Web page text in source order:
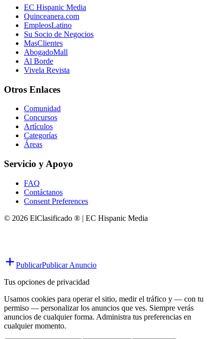
EC Hispanic Media
Quinceanera.com
EmpleosLatino
Su Socio de Negocios
MasClientes
AbogadoMall
Al Borde
Vivela Revista
Otros Enlaces
Comunidad
Concursos
Artículos
Categorías
Áreas
Servicio y Apoyo
FAQ
Contáctanos
Consent Preferences
© 2026 ElClasificado ® | EC Hispanic Media
PublicarPublicar Anuncio
Tus opciones de privacidad
Usamos cookies para operar el sitio, medir el tráfico y — con tu
permiso — personalizar los anuncios que ves. Siempre verás
anuncios de cualquier forma. Administra tus preferencias en
cualquier momento.